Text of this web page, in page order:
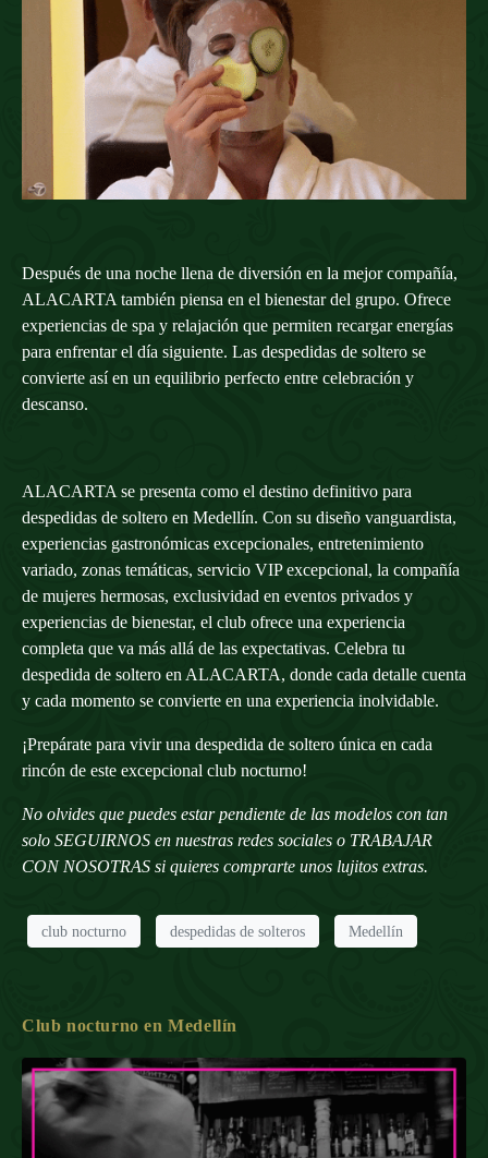
Después de una noche llena de diversión en la mejor compañía,
ALACARTA también piensa en el bienestar del grupo. Ofrece
experiencias de spa y relajación que permiten recargar energías
para enfrentar el día siguiente. Las despedidas de soltero se
convierte así en un equilibrio perfecto entre celebración y
descanso.
ALACARTA se presenta como el destino definitivo para
despedidas de soltero en Medellín. Con su diseño vanguardista,
experiencias gastronómicas excepcionales, entretenimiento
variado, zonas temáticas, servicio VIP excepcional, la compañía
de mujeres hermosas, exclusividad en eventos privados y
experiencias de bienestar, el club ofrece una experiencia
completa que va más allá de las expectativas. Celebra tu
despedida de soltero en ALACARTA, donde cada detalle cuenta
y cada momento se convierte en una experiencia inolvidable.
¡Prepárate para vivir una despedida de soltero única en cada
rincón de este excepcional club nocturno!
No olvides que puedes estar pendiente de las modelos con tan
solo SEGUIRNOS en nuestras redes sociales o TRABAJAR
CON NOSOTRAS si quieres comprarte unos lujitos extras.
club nocturno despedidas de solteros Medellín
Club nocturno en Medellín